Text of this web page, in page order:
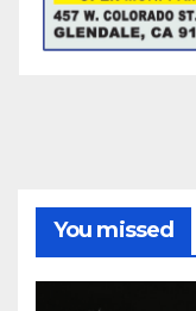
You missed